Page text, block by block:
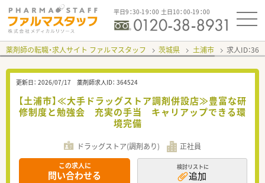
平日9：30-19：00 土日10：00-19：00
薬剤師の転職・求人サイト ファルマスタッフ 茨城県 土浦市 求人ID：
更新日： 2026/07/17 薬剤師求人ID： 364524
【土浦市】≪大手ドラッグストア調剤併設店≫豊富な研
修制度と勉強会 充実の手当 キャリアップできる環
境完備
ドラッグストア(調剤あり) 正社員
この求人に
問い合わせる
検討リストに
追加